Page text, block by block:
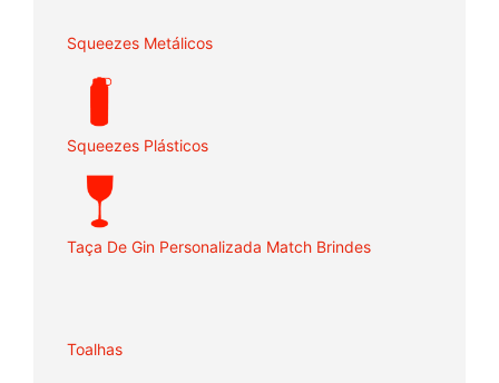
Squeezes Metálicos
Squeezes Plásticos
Taça De Gin Personalizada Match Brindes
Toalhas